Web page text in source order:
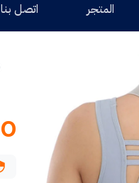
المتجر اتصل بنا